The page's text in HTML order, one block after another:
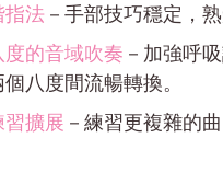
指法－手部技巧穩定，熟
度的音域吹奏 －加強呼
八度間流暢轉換。
習擴展 －練習更複雜的